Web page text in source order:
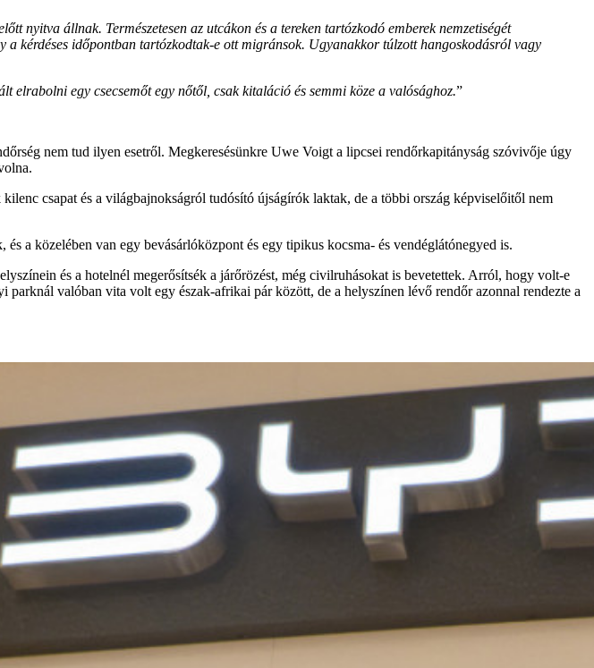
nyitva állnak. Természetesen az utcákon és a tereken tartózkodó emberek nemzetiségét
kérdéses időpontban tartózkodtak-e ott migránsok. Ugyanakkor túlzott hangoskodásról vagy
elrabolni egy csecsemőt egy nőtől, csak kitaláció és semmi köze a valósághoz.”
nem tud ilyen esetről. Megkeresésünkre Uwe Voigt a lipcsei rendőrkapitányság szóvivője úgy
csapat és a világbajnokságról tudósító újságírók laktak, de a többi ország képviselőitől nem
a közelében van egy bevásárlóközpont és egy tipikus kocsma- és vendéglátónegyed is.
és a hotelnél megerősítsék a járőrözést, még civilruhásokat is bevetettek. Arról, hogy volt-e
parknál valóban vita volt egy észak-afrikai pár között, de a helyszínen lévő rendőr azonnal rendezte a